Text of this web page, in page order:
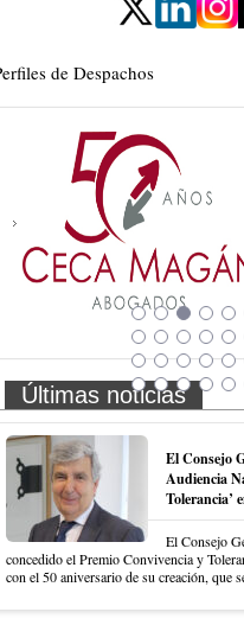
de Despachos
Últimas noticias
El Consejo
Audiencia
Tolerancia’
El Consejo
concedido el Premio Convivencia y
con el 50 aniversario de su creación, que